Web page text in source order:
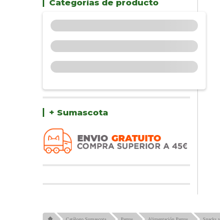
Categorías de producto
+ Sumascota